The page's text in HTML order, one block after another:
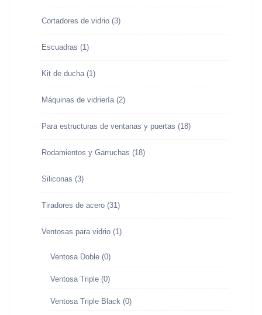
Cortadores de vidrio (3)
Escuadras (1)
Kit de ducha (1)
Máquinas de vidriería (2)
Para estructuras de ventanas y puertas (18)
Rodamientos y Garruchas (18)
Siliconas (3)
Tiradores de acero (31)
Ventosas para vidrio (1)
Ventosa Doble (0)
Ventosa Triple (0)
Ventosa Triple Black (0)